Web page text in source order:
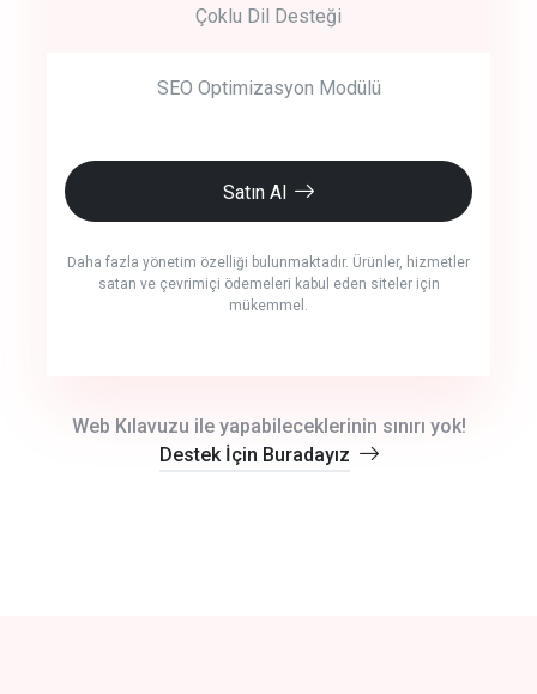
Çoklu Dil Desteği
SEO Optimizasyon Modülü
Satın Al
Daha fazla yönetim özelliği bulunmaktadır. Ürünler, hizmetler
satan ve çevrimiçi ödemeleri kabul eden siteler için
mükemmel.
Web Kılavuzu ile yapabileceklerinin sınırı yok!
Destek İçin Buradayız